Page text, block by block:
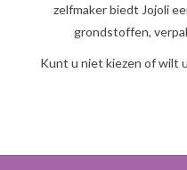
zelfmaker biedt Jojoli
grondstoffen,
Kunt u niet kiezen of wilt